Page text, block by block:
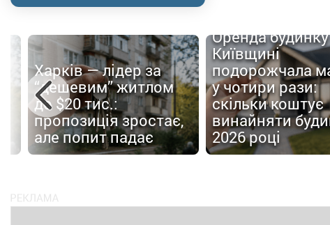
Харків — лідер за
“дешевим” житлом
до $20 тис.:
пропозиція зростає,
але попит падає
Оренда
Київщині
подорожчала
у чотири рази:
скільки коштує
винайняти
2026 році